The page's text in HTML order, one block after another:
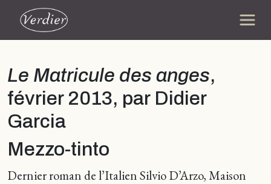
Le Matricule des anges,
février 2013, par Didier
Garcia
Mezzo-tinto
Dernier roman de l’Italien Silvio D’Arzo, Maison